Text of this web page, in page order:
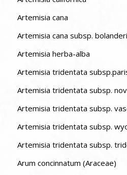
Artemisia cana
Artemisia cana subsp. bolanderi
Artemisia herba-alba
Artemisia tridentata
Artemisia tridentata subsp.
Artemisia tridentata subsp.
Artemisia tridentata subsp.
Artemisia
Arum concinnatum (Araceae)